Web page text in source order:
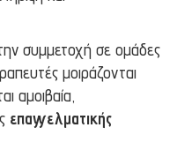
συμμετοχή σε ομάδες
μοιράζονται
αμοιβαία,
επαγγελματικής